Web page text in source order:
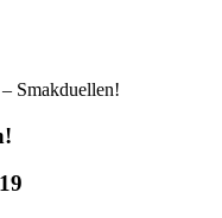
Smakduellen!